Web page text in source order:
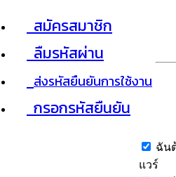
สมัครสมาชิก
ลืมรหัสผ่าน
ส่งรหัสยืนยันการใช้งาน
กรอกรหัสยืนยัน
ฉัน
แวร์